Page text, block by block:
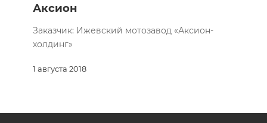
1 августа 2018
Аксион
Заказчик: Ижевский мотозавод «Аксион-
холдинг»